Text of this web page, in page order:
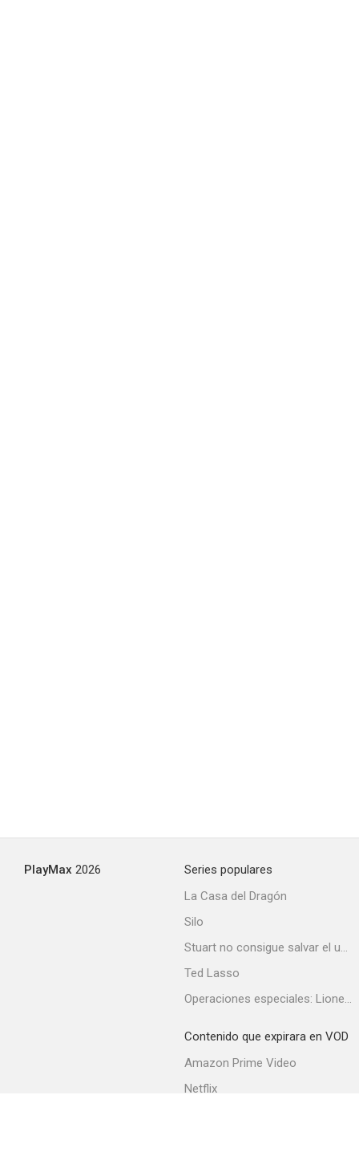
PlayMax 2026
Series populares
La Casa del Dragón
Silo
Stuart no consigue salvar el universo
Ted Lasso
Operaciones especiales: Lioness
Contenido que expirara en VOD
Amazon Prime Video
Netflix